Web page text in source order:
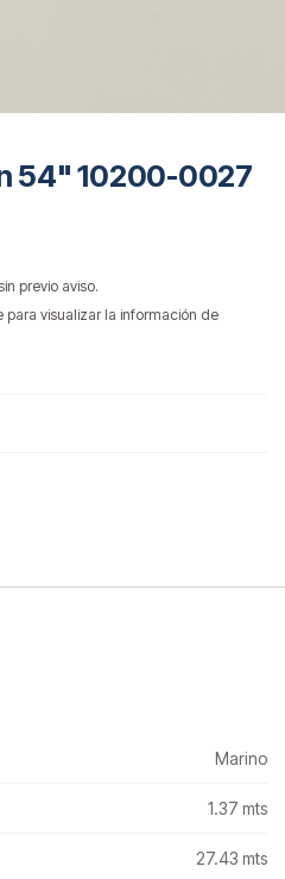
54" 10200-0027
previo aviso.
visualizar la información de
Marino
1.37 mts
27.43 mts